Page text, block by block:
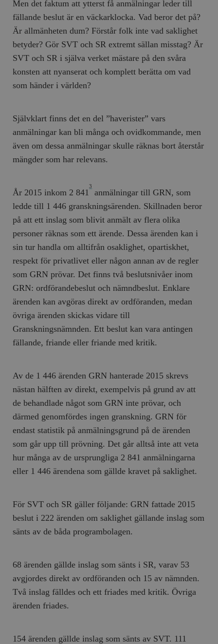
Men det faktum att ytterst få anmälningar leder till
fällande beslut är en väckarklocka. Vad beror det på?
Är allmänheten dum? Förstår folk inte vad saklighet
betyder? Gör SVT och SR extremt sällan misstag? Är
SVT och SR i själva verket mästare på den svåra
konsten att nyanserat och komplett berätta om vad
som händer i världen?
Självklart finns det en del ”haverister” vars
anmälningar kan bli många och ovidkommande, men
även om dessa anmälningar skulle räknas bort återstår
mängder som har relevans.
År 2015 inkom 2 841
3
anmälningar till GRN, som
ledde till 1 446 granskningsärenden. Skillnaden beror
på att ett inslag som blivit anmält av flera olika
personer räknas somett ärende. Dessa ärenden kan i
sin tur handla om alltifrån osaklighet, opartiskhet,
respekt för privatlivet eller någon annan av de regler
som GRN prövar. Det finns två beslutsnivåer inom
GRN: ordförandebeslut och nämndbeslut. Enklare
ärenden kan avgöras direkt av ordföranden, medan
övriga ärenden skickas vidare till
Granskningsnämnden. Ett beslut kan vara antingen
fällande, friande eller friande med kritik.
Av de 1 446 ärenden GRN hanterade 2015 skrevs
nästan hälften av direkt, exempelvis på grund av att
de behandlade något som GRN inte prövar, och
därmed genomfördes ingen granskning. GRN för
endast statistik på anmälningsgrund på de ärenden
som går upp till prövning. Det går alltså inte att veta
hur många av de ursprungliga 2 841 anmälningarna
eller 1 446 ärendena som gällde kravet på saklighet.
För SVT och SR gäller följande: GRN fattade 2015
beslut i 222 ärenden om saklighet gällande inslag som
sänts av de båda programbolagen.
68 ärenden gällde inslag som sänts i SR, varav 53
avgjordes direkt av ordföranden och 15 av nämnden.
Två inslag fälldes och ett friades med kritik. Övriga
ärenden friades.
154 ärenden gällde inslag som sänts av SVT. 111